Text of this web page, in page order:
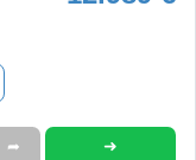
➦ ➜